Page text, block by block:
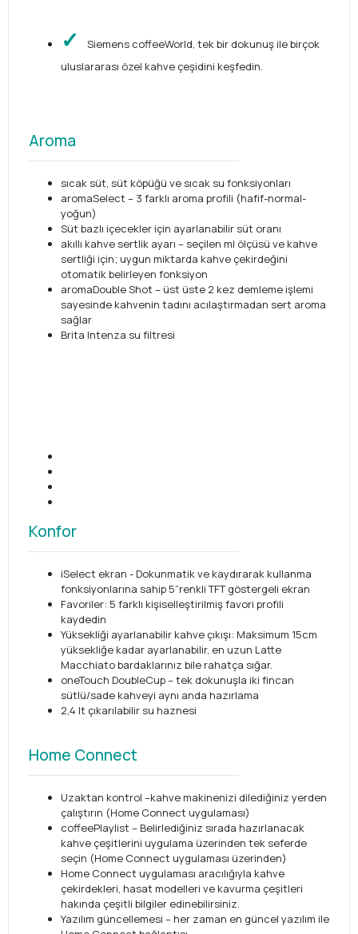
Siemens coffeeWorld, tek bir dokunuş ile birçok
uluslararası özel kahve çeşidini keşfedin.
Aroma
sıcak süt, süt köpüğü ve sıcak su fonksiyonları
aromaSelect – 3 farklı aroma profili (hafif-normal-
yoğun)
Süt bazlı içecekler için ayarlanabilir süt oranı
akıllı kahve sertlik ayarı – seçilen ml ölçüsü ve kahve
sertliği için; uygun miktarda kahve çekirdeğini
otomatik belirleyen fonksiyon
aromaDouble Shot – üst üste 2 kez demleme işlemi
sayesinde kahvenin tadını acılaştırmadan sert aroma
sağlar
Brita Intenza su filtresi
Konfor
iSelect ekran - Dokunmatik ve kaydırarak kullanma
fonksiyonlarına sahip 5”renkli TFT göstergeli ekran
Favoriler: 5 farklı kişiselleştirilmiş favori profili
kaydedin
Yüksekliği ayarlanabilir kahve çıkışı: Maksimum 15cm
yüksekliğe kadar ayarlanabilir, en uzun Latte
Macchiato bardaklarınız bile rahatça sığar.
oneTouch DoubleCup – tek dokunuşla iki fincan
sütlü/sade kahveyi aynı anda hazırlama
2,4 lt çıkarılabilir su haznesi
Home Connect
Uzaktan kontrol –kahve makinenizi dilediğiniz yerden
çalıştırın (Home Connect uygulaması)
coffeePlaylist – Belirlediğiniz sırada hazırlanacak
kahve çeşitlerini uygulama üzerinden tek seferde
seçin (Home Connect uygulaması üzerinden)
Home Connect uygulaması aracılığıyla kahve
çekirdekleri, hasat modelleri ve kavurma çeşitleri
hakında çeşitli bilgiler edinebilirsiniz.
Yazılım güncellemesi – her zaman en güncel yazılım ile